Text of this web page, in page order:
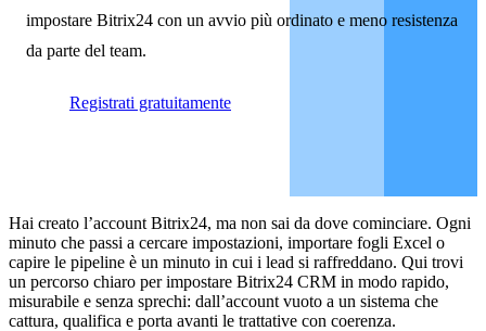
impostare Bitrix24 con un avvio più ordinato e meno resistenza
da parte del team.
Registrati gratuitamente
Hai creato l’account Bitrix24, ma non sai da dove cominciare. Ogni
minuto che passi a cercare impostazioni, importare fogli Excel o
capire le pipeline è un minuto in cui i lead si raffreddano. Qui trovi
un percorso chiaro per impostare Bitrix24 CRM in modo rapido,
misurabile e senza sprechi: dall’account vuoto a un sistema che
cattura, qualifica e porta avanti le trattative con coerenza.